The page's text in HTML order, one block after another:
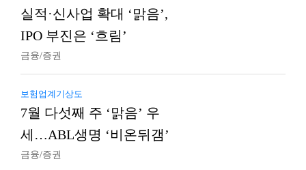
실적·신사업 확대 ‘맑음’,
IPO 부진은 ‘흐림’
금융/증권
보험업계기상도
7월 다섯째 주 ‘맑음’ 우
세…ABL생명 ‘비온뒤갬’
금융/증권